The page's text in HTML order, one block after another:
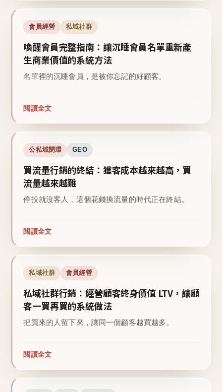
會員經營 私域社群
喚醒會員完整指南：讓沉睡會員名單重新產
生商業價值的系統方法
名單裡的沉睡會員，是被你忘記的好顧客。
閱讀全文
公私域閉環 GEO
買流量行銷的終結：獲客成本越來越高，買
流量越來越難
停投就沒客人，這個花錢換流量的時代正在終結。
閱讀全文
私域社群 會員經營
私域社群行銷：經營顧客終身價值 LTV，讓顧
客一買再買的系統做法
把買來的人留下來，讓同一個顧客越買越多。
閱讀全文